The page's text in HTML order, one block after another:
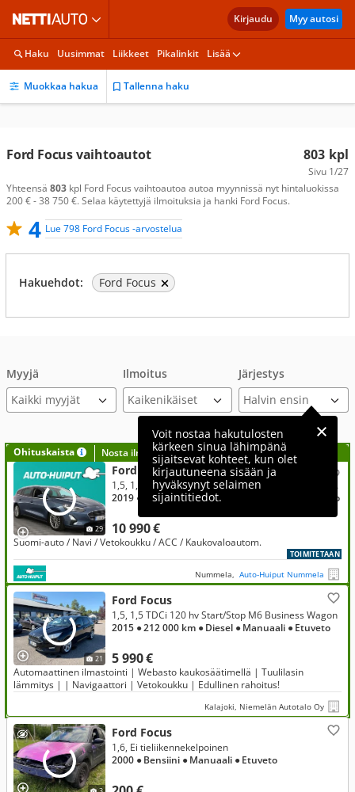
Kirjaudu Myy autosi
Haku Uusimmat Liikkeet Pikalinkit Lisää
Muokkaa hakua Tallenna haku
803 kpl
Sivu 1/27
Ford Focus vaihtoautot
Yhteensä 803 kpl Ford Focus vaihtoautoa autoa myynnissä nyt hintaluokissa
200 € - 38 750 €. Selaa käytettyjä ilmoituksia ja hanki Ford Focus.
4 Lue 798 Ford Focus -arvostelua
Hakuehdot: Ford Focus
Myyjä
Kaikki myyjät
Ilmoitus Järjestys
Voit nostaa hakutulosten
kärkeen sinua lähimpänä
sijaitsevat kohteet, kun olet
kirjautuneena sisään ja
hyväksynyt selaimen
sijaintitiedot.
Ohituskaista Nosta ilmoituksesi tähän?
29
Ford Focus
10 990 €
1,5, 1,5 TDCi EcoBlue 120hv A8 Titanium Wagon ** Suomi-auto / Vetokoukku / Navi / P.tutkat / Adapt.Vakkari **
2019 ● 149 000 km● Diesel ● Etuveto
Suomi-auto / Navi / Vetokoukku / ACC / Kaukovaloautom.
TOIMITETAAN
Nummela, Auto-Huiput Nummela
21
Ford Focus
5 990 €
1,5, 1,5 TDCi 120 hv Start/Stop M6 Business Wagon
2015 ● 212 000 km ● Diesel ● Manuaali ● Etuveto
Automaattinen ilmastointi | Webasto kaukosäätimellä | Tuulilasin
lämmitys | | Navigaattori | Vetokoukku | Edullinen rahoitus!
Kalajoki, Niemelän Autotalo Oy
Ford Focus
1,6, Ei tieliikennekelpoinen
2000 ● Bensiini ● Manuaali ● Etuveto